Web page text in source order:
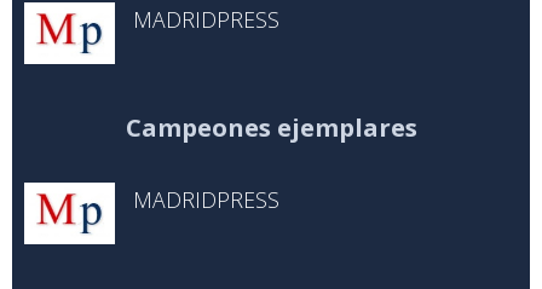
MADRIDPRESS
Campeones ejemplares
MADRIDPRESS